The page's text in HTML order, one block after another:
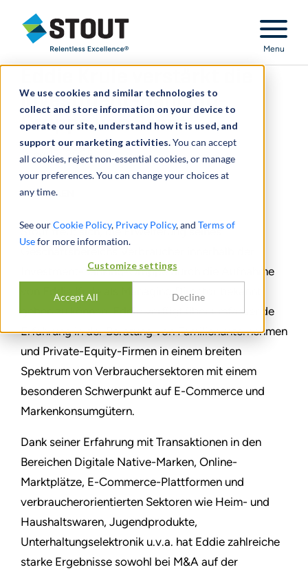
We use cookies and similar technologies to
collect and store information on your device to
operate our site, understand how it is used, and
support our marketing activities.You can accept
all cookies, reject non-essential cookies, or manage
your preferences. You can change your choices at
any time.
See ourCookie Policy, Privacy Policy, and Terms of
Usefor more information.
Customize settings
Accept All Decline
Stout Relentless Excellence
Menu
Investment-Banking-
Gruppe von Stout
June 12, 2025
TEILEN
Stout freut sich, die Erweiterung seines
Investment-Banking-Gruppe durch die Aufnahme
von Eddie Krule als Managing Director bekannt
geben zu können. Eddie verfügt über umfassende
Erfahrung in der Beratung von Familienunternehmen
und Private-Equity-Firmen in einem breiten
Spektrum von Verbrauchersektoren mit einem
besonderen Schwerpunkt auf E-Commerce und
Markenkonsumgütern.
Dank seiner Erfahrung mit Transaktionen in den
Bereichen Digitale Native-Marken, Online-
Marktplätze, E-Commerce-Plattformen und
verbraucherorientierten Sektoren wie Heim- und
Haushaltswaren, Jugendprodukte,
Unterhaltungselektronik u.v.a. hat Eddie zahlreiche
starke Ergebnisse sowohl bei M&A auf der